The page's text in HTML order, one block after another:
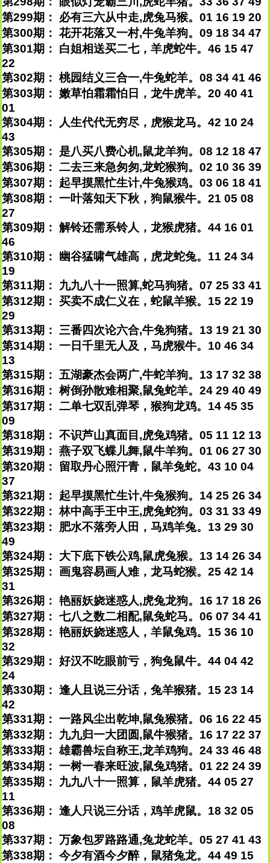
第299期： 必有三六从中走,虎兔马猴。01 16 19 20
第300期： 花开花落又一村,牛兔羊狗。09 18 34 47
第301期： 白姐相送买二七，羊虎蛇牛。46 15 47
22
第302期： 桃园结义三合一,牛兔蛇羊。08 34 41 46
第303期： 嫩草怕霜霜怕日，龙牛虎羊。20 40 41
01
第304期： 人生代代无穷尽，虎猴龙马。42 10 24
43
第305期： 是八买八费心机,鼠龙羊狗。08 12 18 47
第306期： 二去三来急匆匆,龙蛇猴狗。02 10 36 39
第307期： 起早摸黑忙生计,牛兔猴鸡。03 06 18 41
第308期： 一叶落知天下秋，狗鼠猴牛。21 05 08
27
第309期： 解铃还需系铃人，龙猴虎猪。44 16 01
46
第310期： 幽谷猛啸气雄高，虎龙蛇兔。11 24 34
19
第311期： 九九八十一照算,蛇马狗猪。07 25 33 41
第312期： 买卖不成仁义在，蛇鼠羊猴。15 22 19
29
第313期： 三番四次论六合,牛兔狗猪。13 19 21 30
第314期： 一日千里无人及，马虎猴牛。10 46 34
13
第315期： 五湖豪杰会两广,牛蛇羊狗。13 17 32 38
第316期： 树倒孙散难相聚,鼠兔蛇羊。24 29 40 49
第317期： 二单七双乱弹琴，猴狗龙鸡。14 45 35
09
第318期： 不识芦山真面目,虎兔鸡猪。05 11 12 13
第319期： 燕子双飞蝶儿舞,鼠牛羊狗。01 06 27 30
第320期： 留取丹心照汗青，鼠羊兔蛇。43 10 04
37
第321期： 起早摸黑忙生计,牛兔猴狗。14 25 26 34
第322期： 林中高手王中王,虎兔蛇狗。03 31 33 49
第323期： 肥水不落旁人田，马鸡羊兔。13 29 30
49
第324期： 大下底下铁公鸡,鼠虎兔猴。13 14 26 34
第325期： 画鬼容易画人难，龙马蛇猴。25 42 14
31
第326期： 艳丽妖娆迷惑人,虎兔龙狗。16 17 18 26
第327期： 七八之数二相配,鼠兔蛇马。06 07 34 41
第328期： 艳丽妖娆迷惑人，羊鼠兔鸡。15 36 10
32
第329期： 好汉不吃眼前亏，狗兔鼠牛。44 04 42
24
第330期： 逢人且说三分话，兔羊猴猪。15 23 14
42
第331期： 一路风尘出乾坤,鼠兔猴猪。06 16 22 45
第332期： 九九归一大团圆,鼠牛猴猪。16 17 22 37
第333期： 雄霸兽坛自称王,龙羊鸡狗。24 33 46 48
第334期： 一树一春来旺波,鼠兔鸡猪。01 22 24 39
第335期： 九九八十一照算，鼠羊虎猪。44 05 27
11
第336期： 逢人只说三分话，鸡羊虎鼠。18 32 05
08
第337期： 万象包罗路路通,兔龙蛇羊。05 27 41 43
第338期： 今夕有酒今夕醉，鼠猪兔龙。44 49 15